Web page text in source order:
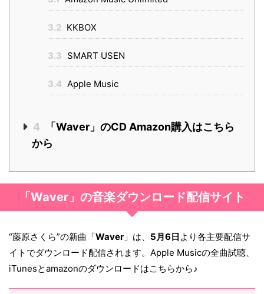
3.2 KKBOX
3.3 SMART USEN
3.4 Apple Music
4
「Waver」のCD Amazon購入はこちら
から
「Waver」の音楽ダウンロード配信サイト
“藤原さくら”の新曲「Waver 」は、 5月6日 より各主要配信サ
イトでダウンロード配信されます。Apple Musicの全曲試聴、
iTunesとamazonのダウンロードはこちらから♪